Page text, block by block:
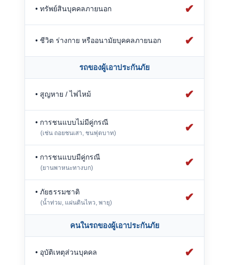
• ทรัพย์สินบุคคลภายนอก ✔
• ชีวิต ร่างกาย หรืออนามัยบุคคลภายนอก ✔
รถของผู้เอาประกันภัย
• สูญหาย / ไฟไหม้ ✔
• การชนแบบไม่มีคู่กรณี
(เช่น ถอยชนเสา, ชนฟุตบาท) ✔
• การชนแบบมีคู่กรณี
(ยานพาหนะทางบก) ✔
• ภัยธรรมชาติ
(น้ำท่วม, แผ่นดินไหว, พายุ) ✔
คนในรถของผู้เอาประกันภัย
• อุบัติเหตุส่วนบุคคล ✔